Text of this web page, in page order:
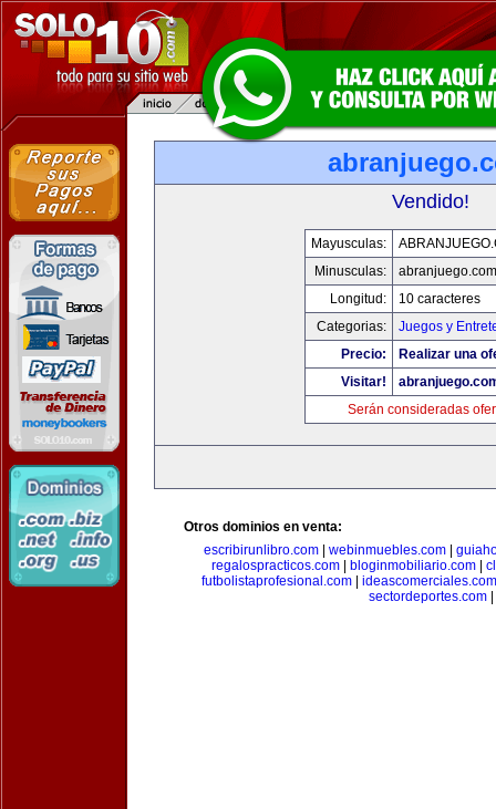
Vendido!
Mayusculas:
Minusculas:
abranjuego.com
Longitud:
10 caracteres
Categorias:
Juegos y
Precio:
Realizar una
Visitar!
Serán consideradas
Otros dominios en venta:
escribirunlibro.com| webinmuebles.com|
regalospracticos.com| bloginmobiliario.com|
futbolistaprofesional.com
ideascomerciales.com
sectordeportes.com|